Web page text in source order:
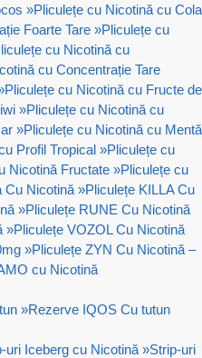
»Pliculețe cu Nicotină cu Cola
Foarte Tare »Pliculețe cu
cu Nicotină cu
cu Concentrație Tare
Pliculețe cu Nicotină cu Fructe de
»Pliculețe cu Nicotină cu
»Pliculețe cu Nicotină cu Mentă
Profil Tropical »Pliculețe cu
Nicotină Fructate »Pliculețe cu
Cu Nicotină »Pliculețe KILLA Cu
»Pliculețe RUNE Cu Nicotină
»Pliculețe VOZOL Cu Nicotină
»Pliculețe ZYN Cu Nicotină –
cu Nicotină
»Rezerve IQOS Cu tutun
uri Iceberg cu Nicotină »Strip-uri